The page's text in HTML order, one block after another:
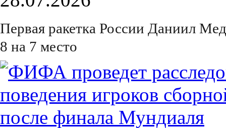
Первая ракетка России Даниил
8 на 7 место